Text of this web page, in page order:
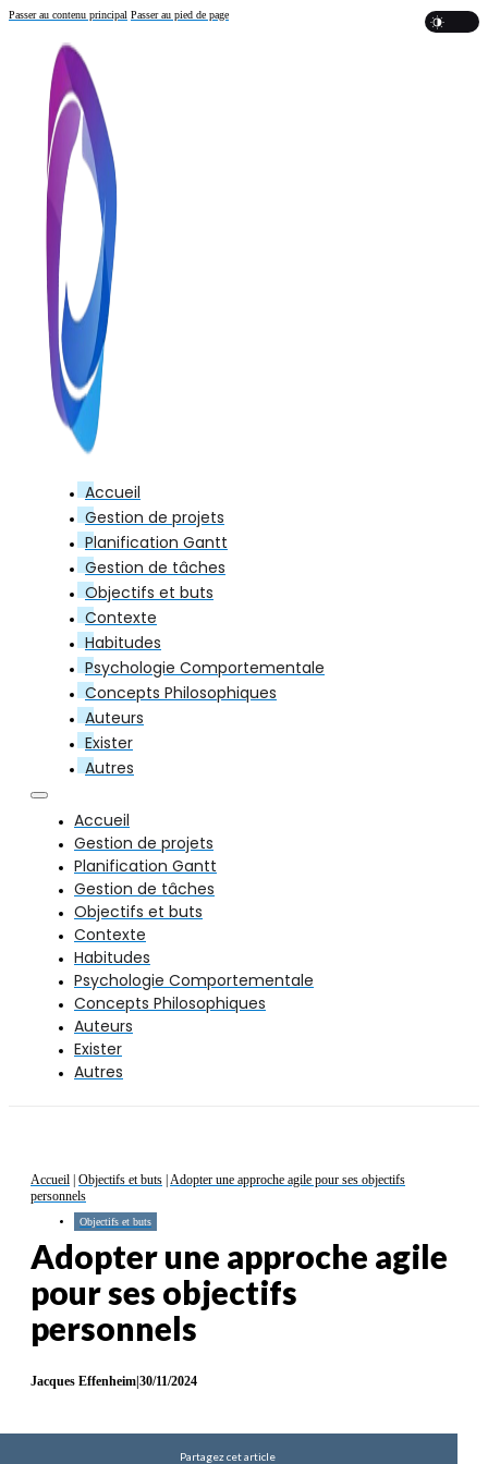
Passer au contenu principal Passer au pied de page
Accueil
Gestion de projets
Planification Gantt
Gestion de tâches
Objectifs et buts
Contexte
Habitudes
Psychologie Comportementale
Concepts Philosophiques
Auteurs
Exister
Autres
Accueil
Gestion de projets
Planification Gantt
Gestion de tâches
Objectifs et buts
Contexte
Habitudes
Psychologie Comportementale
Concepts Philosophiques
Auteurs
Exister
Autres
Accueil Objectifs et buts Adopter une approche agile pour ses objectifs
personnels
Objectifs et buts
Adopter une approche agile
pour ses objectifs
personnels
Jacques Effenheim|30/11/2024
Partagez cet article